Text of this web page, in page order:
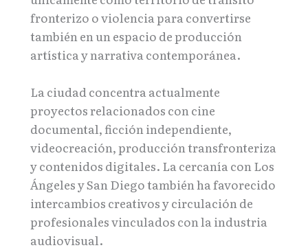
fronterizo o violencia para convertirse
también en un espacio de producción
artística y narrativa contemporánea.
La ciudad concentra actualmente
proyectos relacionados con cine
documental, ficción independiente,
videocreación, producción transfronteriza
y contenidos digitales. La cercanía con Los
Ángeles y San Diego también ha favorecido
intercambios creativos y circulación de
profesionales vinculados con la industria
audiovisual.